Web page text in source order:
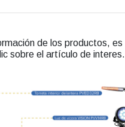
de los productos, es
sobre el artículo de interes.